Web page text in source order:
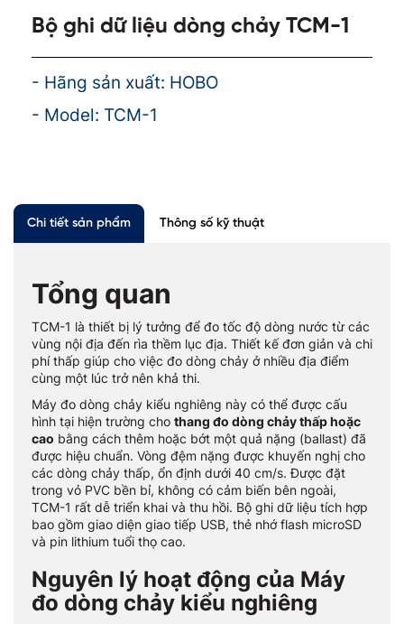
Bộ ghi dữ liệu dòng chảy TCM-1
- Hãng sản xuất: HOBO
- Model: TCM-1
Chi tiết sản phẩm Thông số kỹ thuật
Tổng quan
TCM-1 là thiết bị lý tưởng để đo tốc độ dòng nước từ các
vùng nội địa đến rìa thềm lục địa. Thiết kế đơn giản và chi
phí thấp giúp cho việc đo dòng chảy ở nhiều địa điểm
cùng một lúc trở nên khả thi.
Máy đo dòng chảy kiểu nghiêng này có thể được cấu
hình tại hiện trường cho thang đo dòng chảy thấp hoặc
cao bằng cách thêm hoặc bớt một quả nặng (ballast) đã
được hiệu chuẩn. Vòng đệm nặng được khuyến nghị cho
các dòng chảy thấp, ổn định dưới 40 cm/s. Được đặt
trong vỏ PVC bền bỉ, không có cảm biến bên ngoài,
TCM-1 rất dễ triển khai và thu hồi. Bộ ghi dữ liệu tích hợp
bao gồm giao diện giao tiếp USB, thẻ nhớ flash microSD
và pin lithium tuổi thọ cao.
Nguyên lý hoạt động của Máy
đo dòng chảy kiểu nghiêng